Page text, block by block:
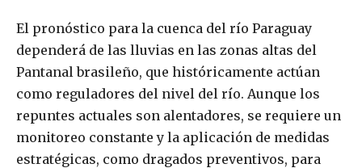
El pronóstico para la cuenca del río Paraguay
dependerá de las lluvias en las zonas altas del
Pantanal brasileño, que históricamente actúan
como reguladores del nivel del río. Aunque los
repuntes actuales son alentadores, se requiere un
monitoreo constante y la aplicación de medidas
estratégicas, como dragados preventivos, para